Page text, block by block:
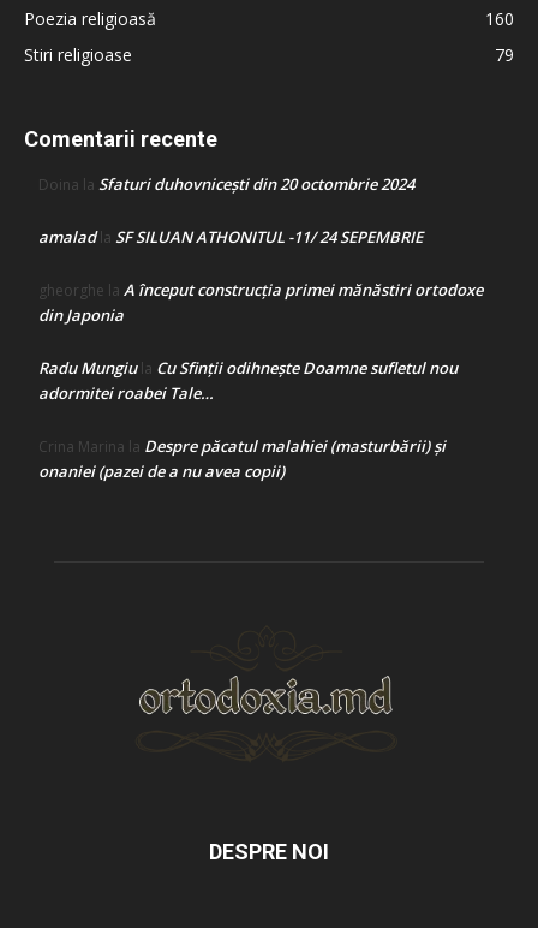
Poezia religioasă
160
Stiri religioase
79
Comentarii recente
Doina la Sfaturi duhovnicești din 20 octombrie 2024
amaladla SF SILUAN ATHONITUL -11/ 24 SEPEMBRIE
gheorghe la A început construcţia primei mănăstiri ortodoxe
din Japonia
Radu Mungiula Cu Sfinții odihnește Doamne sufletul nou
adormitei roabei Tale…
Crina Marina la Despre păcatul malahiei (masturbării) şi
onaniei (pazei de a nu avea copii)
DESPRE NOI